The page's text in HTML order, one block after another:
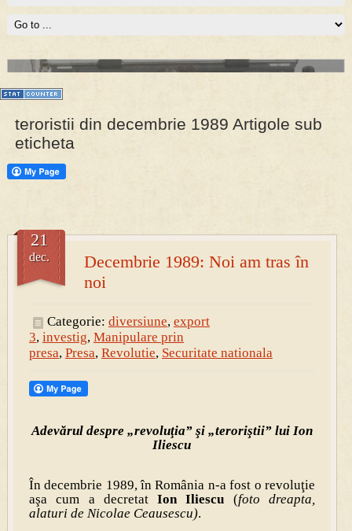
PRESA
Prima mea carte publicata (Nemira)
Averea Presedintelui: prima lucrare despre controversatele
conturi secrete ale Securitatii.
teroristii din decembrie 1989 Artigole sub
eticheta
Decembrie 1989: Noi am tras în
noi
21
dec.
Categorie: diversiune, export
3, investig, Manipulare prin
presa, Presa, Revolutie, Securitate nationala
Adevărul despre „revoluţia” şi „teroriştii” lui Ion
Iliescu
În decembrie 1989, în România n-a fost o revoluţie
aşa cum a decretatIon Iliescu (foto dreapta,
alaturi de Nicolae Ceausescu).